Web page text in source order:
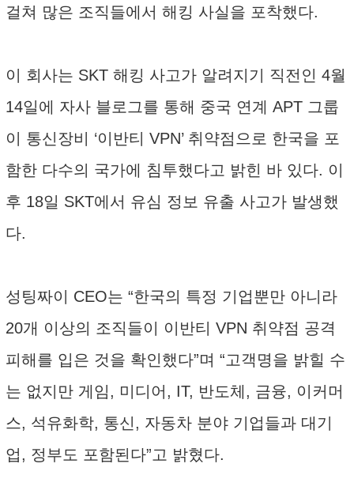
걸쳐 많은 조직들에서 해킹 사실을 포착했다.
이 회사는 SKT 해킹 사고가 알려지기 직전인 4월
14일에 자사 블로그를 통해 중국 연계 APT 그룹
이 통신장비 ‘이반티 VPN’ 취약점으로 한국을 포
함한 다수의 국가에 침투했다고 밝힌 바 있다. 이
후 18일 SKT에서 유심 정보 유출 사고가 발생했
다.
성팅짜이 CEO는 “한국의 특정 기업뿐만 아니라
20개 이상의 조직들이 이반티 VPN 취약점 공격
피해를 입은 것을 확인했다”며 “고객명을 밝힐 수
는 없지만 게임, 미디어, IT, 반도체, 금융, 이커머
스, 석유화학, 통신, 자동차 분야 기업들과 대기
업, 정부도 포함된다”고 밝혔다.